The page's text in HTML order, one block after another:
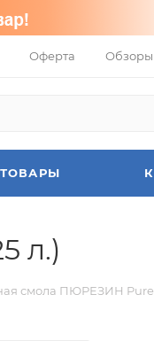
Оферта Обзоры
л.)
смола ПЮРЕЗИН